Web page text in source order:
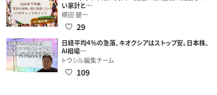
い家計と…
横田 健一
29
日経平均4％の急落、キオクシアはストップ安。日本株、
AI相場…
トウシル編集チーム
109